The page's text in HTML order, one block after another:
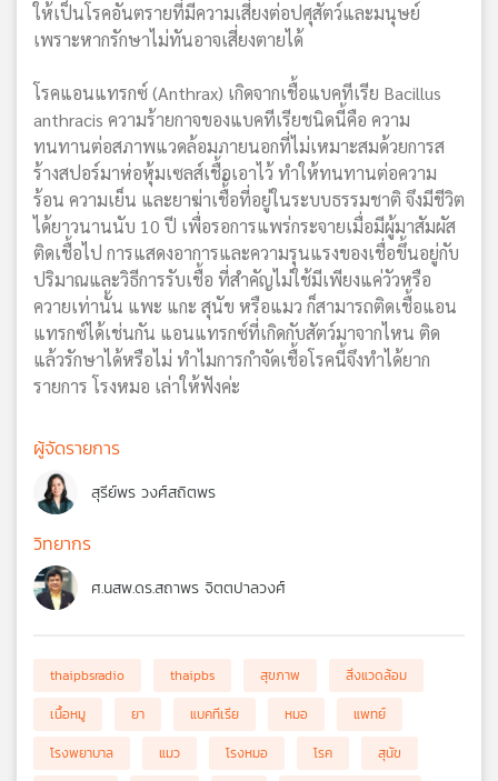
ให้เป็นโรคอันตรายที่มีความเสี่ยงต่อปศุสัตว์และมนุษย์
เพราะหากรักษาไม่ทันอาจเสี่ยงตายได้
โรคแอนแทรกซ์ (Anthrax) เกิดจากเชื้อแบคทีเรีย Bacillus
anthracis ความร้ายกาจของแบคทีเรียชนิดนี้คือ ความ
ทนทานต่อสภาพแวดล้อมภายนอกที่ไม่เหมาะสมด้วยการส
ร้างสปอร์มาห่อหุ้มเซลส์เชื้อเอาไว้ ทำให้ทนทานต่อความ
ร้อน ความเย็น และยาฆ่าเชื้ัอที่อยู่ในระบบธรรมชาติ จึงมีชีวิต
ได้ยาวนานนับ 10 ปี เพื่อรอการแพร่กระจายเมื่อมีผู้มาสัมผัส
ติดเชื้อไป การแสดงอาการและความรุนแรงของเชื่อขึ้นอยู่กับ
ปริมาณและวิธีการรับเชื้อ ที่สำคัญไม่ใช้มีเพียงแค่วัวหรือ
ควายเท่านั้น แพะ แกะ สุนัข หรือแมว ก็สามารถติดเชื้อแอน
แทรกซ์ได้เช่นกัน แอนแทรกซ์ที่เกิดกับสัตว์มาจากไหน ติด
แล้วรักษาได้หรือไม่ ทำไมการกำจัดเชื้อโรคนี้จึงทำได้ยาก
รายการ โรงหมอ เล่าให้ฟังค่ะ
ผู้จัดรายการ
สุรีย์พร วงศ์สถิตพร
วิทยากร
ศ.นสพ.ดร.สถาพร จิตตปาลวงศ์
thaipbsradio thaipbs สุขภาพ
สิ่งแวดล้อม
เนื้อหมู
ยา แบคทีเรีย หมอ
แพทย์
โรงพยาบาล
แมว โรงหมอ โรค
สุนัข